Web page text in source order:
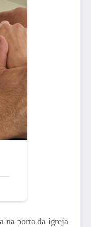
na porta da igreja